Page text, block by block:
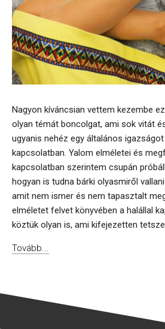
Nagyon kíváncsian vettem kezembe
olyan témát boncolgat, ami sok vitát
ugyanis nehéz egy általános igazságot
kapcsolatban. Yalom elméletei és
kapcsolatban szerintem csupán
hogyan is tudna bárki olyasmiről
amit nem ismer és nem tapasztalt
elméletet felvet könyvében a halállal
köztük olyan is, ami kifejezetten
Tovább...